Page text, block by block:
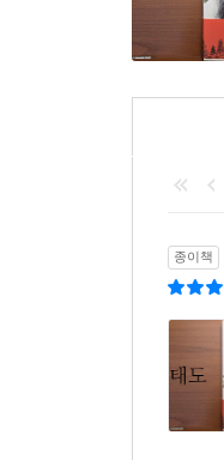
종이책